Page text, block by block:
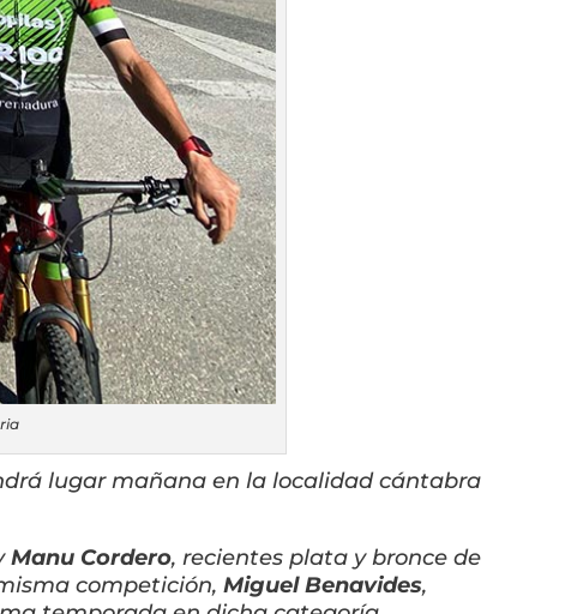
lugar mañana en la localidad cántabra
Manu Cordero, recientes plata y bronce de
competición, Miguel Benavides,